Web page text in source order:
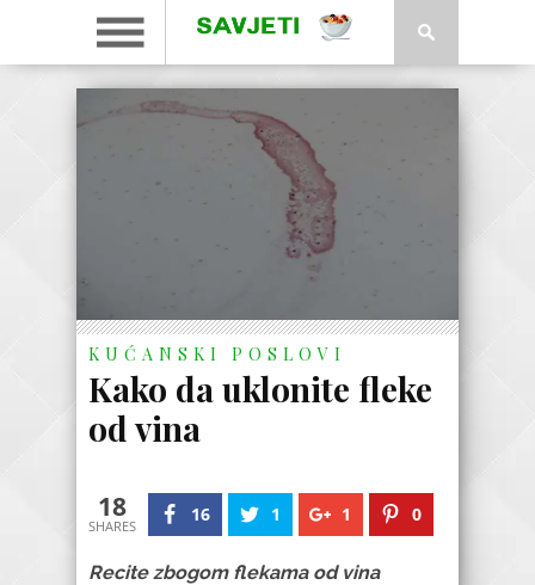
KUĆANSKI POSLOVI
Kako da uklonite fleke
od vina
18
SHARES
16 1 1 0
Recite zbogom flekama od vina